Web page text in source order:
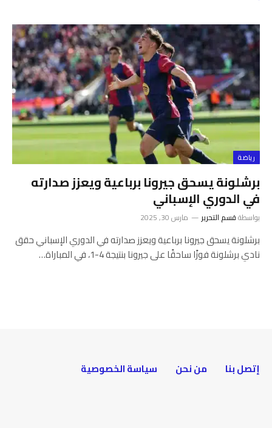
رياضة
برشلونة يسحق جيرونا برباعية ويعزز صدارته
في الدوري الإسباني
بواسطةقسم التحرير مارس 30, 2025
برشلونة يسحق جيرونا برباعية ويعزز صدارته في الدوري الإسباني حقق
نادي برشلونة فوزًا ساحقًا على جيرونا بنتيجة 4-1، في المباراة…
إتصل بنا من نحن سياسة الخصوصية